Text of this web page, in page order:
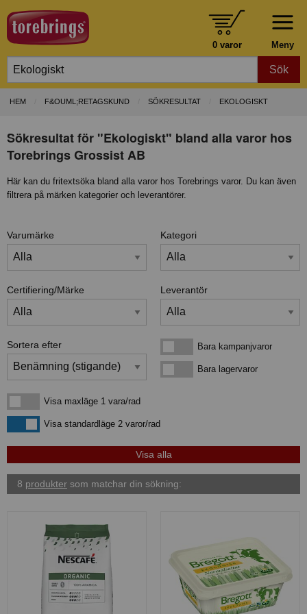
Meny
0 varor
Sök
HEM F&OUML;RETAGSKUND SÖKRESULTAT EKOLOGISKT
Sökresultat för "Ekologiskt" bland alla varor hos
Torebrings Grossist AB
Här kan du fritextsöka bland alla varor hos Torebrings varor. Du kan även
filtrera på märken kategorier och leverantörer.
Varumärke Kategori
Certifiering/Märke Leverantör
Sortera efter Bara kampanjvarorBara kampanjvaror
Bara lagervarorBara lagervaror
Visa maxläge 1 vara/rad
Visa maxläge 1 vara/rad
Visa standardlägeVisa standardläge 2 varor/rad
8 produkter som matchar din sökning: